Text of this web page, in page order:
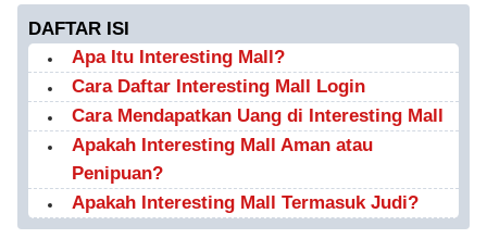
DAFTAR ISI
Apa Itu Interesting Mall?
Cara Daftar Interesting Mall Login
Cara Mendapatkan Uang di Interesting Mall
Apakah Interesting Mall Aman atau
Penipuan?
Apakah Interesting Mall Termasuk Judi?